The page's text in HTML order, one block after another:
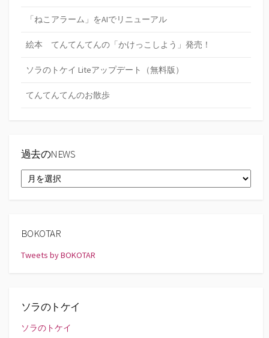
「ねこアラーム」をAIでリニューアル
絵本 てんてんてんの「かけっこしよう」発売！
ソラのトケイ Liteアップデート（無料版）
てんてんてんのお散歩
過去のNEWS
去
BOKOTAR
Tweets by BOKOTAR
ソラのトケイ
ソラのトケイ